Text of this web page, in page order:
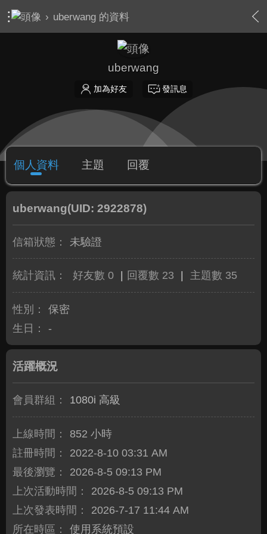
› uberwang 的資料
uberwang
加為好友 發訊息
個人資料 主題 回覆
uberwang(UID: 2922878)
信箱狀態： 未驗證
統計資訊： 好友數 0 回覆數 23 主題數 35
性別：
保密
生日：
-
活躍概況
會員群組： 1080i 高級
上線時間：
852 小時
註冊時間：
2022-8-10 03:31 AM
最後瀏覽：
2026-8-5 09:13 PM
上次活動時間：
2026-8-5 09:13 PM
上次發表時間：
2026-7-17 11:44 AM
所在時區：
使用系統預設